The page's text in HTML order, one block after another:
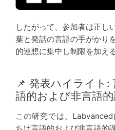
したがって、参加者は正し
葉と発話の言語の手がかり
的連想に集中し制限を加え
📌 発表ハイライト:
語的および非言語
この研究では、